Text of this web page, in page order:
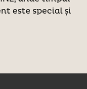
este special și